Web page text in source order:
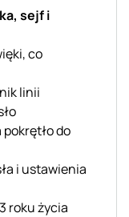
sejf i
co
linii
pokrętło do
i ustawienia
roku życia